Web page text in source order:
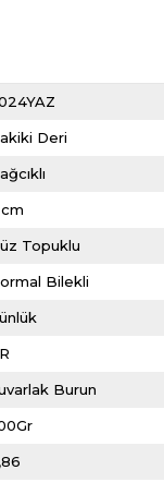
Deri
Topuklu
Bilekli
Burun